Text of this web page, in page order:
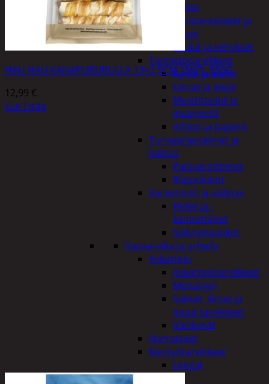
Kellot
Koriste-esineet ja
kasvit
Taulut ja kehykset
Toimistotarvikkeet
Kynät ja kumit
Liimat ja teipit
Muistitaulut ja
magneetit
Vihkot ja paperit
Turvajärjestelmät ja
lukitus
Palovaroittimet
Riippulukot
Varastointi ja säilytys
Hyllyt ja -
kannattimet
Säilytyslaatikot
Vapaa-aika ja urheilu
Askartelu
Askartelutarvikkeet
Miniatyyri
Sakset, liimat ja
muut tarvikkeet
Värikynät
Harrasteet
Käsityötarvikkeet
Langat
HAU HAU KANAPURURULLA 13×2,5CM 15KPL 550G
12,99 €
Lue Lisää